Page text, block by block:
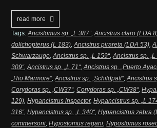
read more
Tags:Ancistomus sp. „L 387“,Ancistrus claro (LDA
dolichopterus (L 183),Ancistrus pirareta (LDA 53),
Schwarzauge,Ancistrus sp. „L 159“,Ancistrus sp. „L
309“,Ancistrus sp. „L 71“,Ancistrus sp. „Puerto
„Rio Marmore“,Ancistrus sp. „Schildpatt“,Ancistrus
Corydoras sp. „CW37“,Corydoras sp. „CW38“,
129),Hypancistrus inspector,Hypancistrus sp. „L
316“,Hypancistrus sp. „L 340“,Hypancistrus zebra
commersoni,Hypostomus regani,Hypostomus